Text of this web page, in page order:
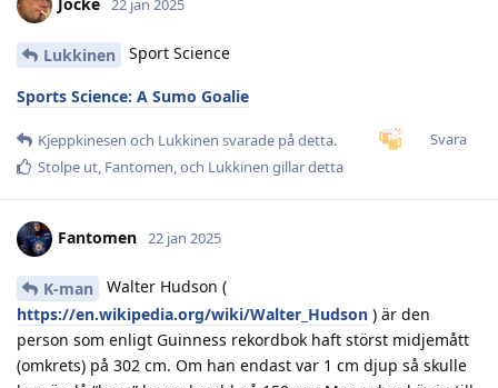
22 jan 2025
Lukkinen Sport Science
Sports Science: A Sumo Goalie
Svara
Kjeppkinesen och Lukkinen svarade på detta.
Stolpe ut, Fantomen, och Lukkinen gillar detta
Fantomen 22 jan 2025
K-man
Walter Hudson (
https://en.wikipedia.org/wiki/Walter_Hudson ) är den
person som enligt Guinness rekordbok haft störst midjemått
(omkrets) på 302 cm. Om han endast var 1 cm djup så skulle